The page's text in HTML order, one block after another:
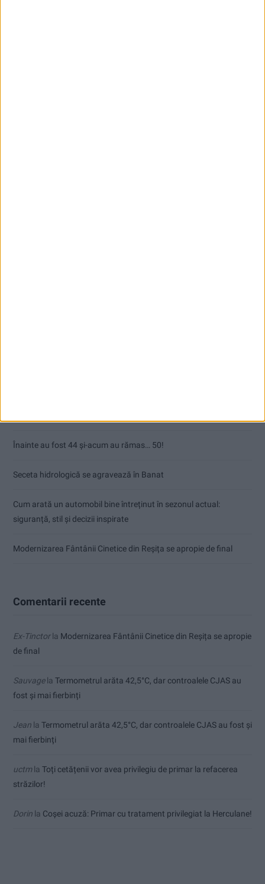
Înainte au fost 44 și-acum au rămas… 50!
Seceta hidrologică se agravează în Banat
Cum arată un automobil bine întreținut în sezonul actual:
siguranță, stil și decizii inspirate
Modernizarea Fântânii Cinetice din Reșița se apropie de final
Comentarii recente
Ex-Tinctorla Modernizarea Fântânii Cinetice din Reșița se apropie
de final
Sauvagela Termometrul arăta 42,5°C, dar controalele CJAS au
fost și mai fierbinți
Jean la Termometrul arăta 42,5°C, dar controalele CJAS au fost și
mai fierbinți
uctmla Toți cetățenii vor avea privilegiu de primar la refacerea
străzilor!
Dorin la Coșei acuză: Primar cu tratament privilegiat la Herculane!